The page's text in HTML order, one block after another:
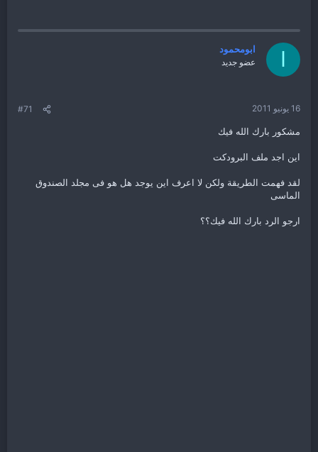
ابومحمود
عضو جديد
16 يونيو 2011 #71
مشكور بارك الله فيك
اين اجد ملف البرودكت
لقد فهمت الطريقة ولكن لا اعرف اين يوجد هل هو فى مجلد الصندوق
الماسى
ارجو الرد بارك الله فيك؟؟